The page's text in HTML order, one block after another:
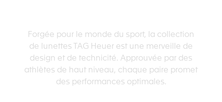
Forgée pour le monde du sport, la collection
de lunettes TAG Heuer est une merveille de
design et de technicité. Approuvée par des
athlètes de haut niveau, chaque paire promet
des performances optimales.